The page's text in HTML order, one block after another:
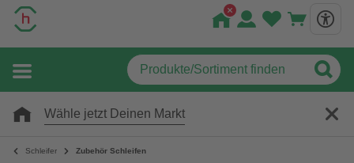
Wähle jetzt Deinen Markt
Schleifer Zubehör Schleifen